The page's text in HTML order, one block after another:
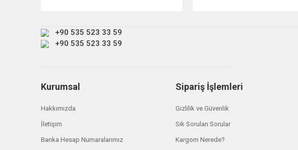
+90 535 523 33 59
+90 535 523 33 59
Kurumsal
Hakkımızda
İletişim
Banka Hesap Numaralarımız
Sipariş İşlemleri
Gizlilik ve Güvenlik
Sık Sorulan Sorular
Kargom Nerede?